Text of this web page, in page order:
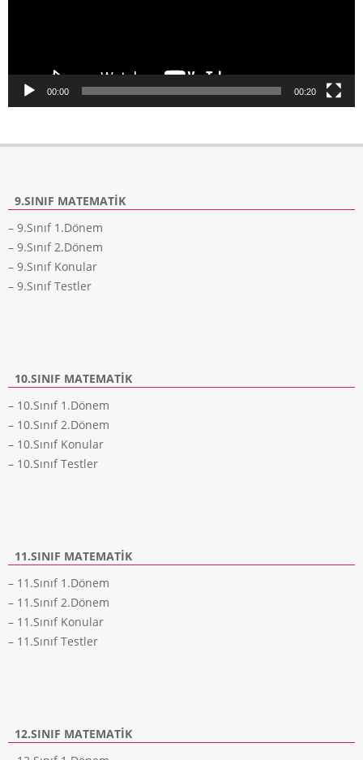
00:00 00:20
9.SINIF MATEMATIK
– 9.Sınıf 1.Dönem
– 9.Sınıf 2.Dönem
– 9.Sınıf Konular
– 9.Sınıf Testler
10.SINIF MATEMATIK
– 10.Sınıf 1.Dönem
– 10.Sınıf 2.Dönem
– 10.Sınıf Konular
– 10.Sınıf Testler
11.SINIF MATEMATIK
– 11.Sınıf 1.Dönem
– 11.Sınıf 2.Dönem
– 11.Sınıf Konular
– 11.Sınıf Testler
12.SINIF MATEMATIK